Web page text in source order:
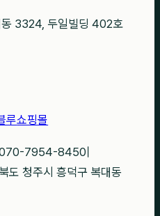
동 3324, 두일빌딩 402호
루쇼핑몰
7954-8450
도 청주시 흥덕구 복대동